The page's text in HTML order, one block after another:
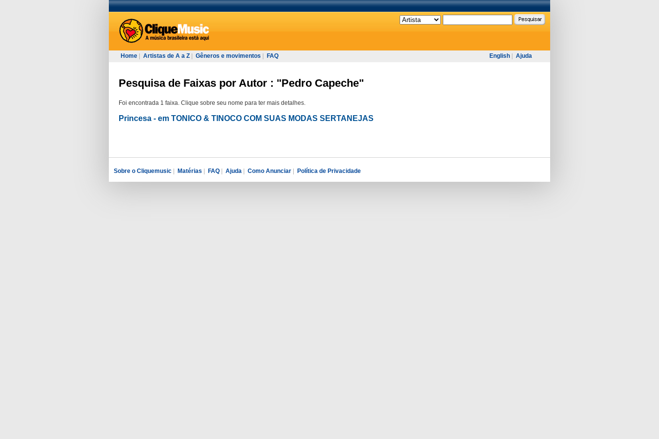
Home Artistas de A a Z Gêneros e movimentos FAQ English Ajuda
Pesquisa de Faixas por Autor : "Pedro Capeche"
Foi encontrada 1 faixa. Clique sobre seu nome para ter mais detalhes.
Princesa - em TONICO & TINOCO COM SUAS MODAS SERTANEJAS
Sobre o Cliquemusic | Matérias | FAQ | Ajuda | Como Anunciar | Política de Privacidade